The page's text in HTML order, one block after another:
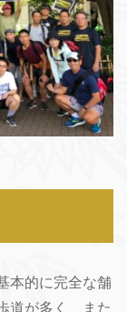
本的に完全な舗
道が多く、また